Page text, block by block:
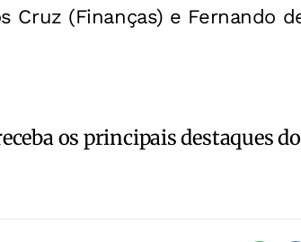
Cruz (Finanças) e Fernando
os principais destaques